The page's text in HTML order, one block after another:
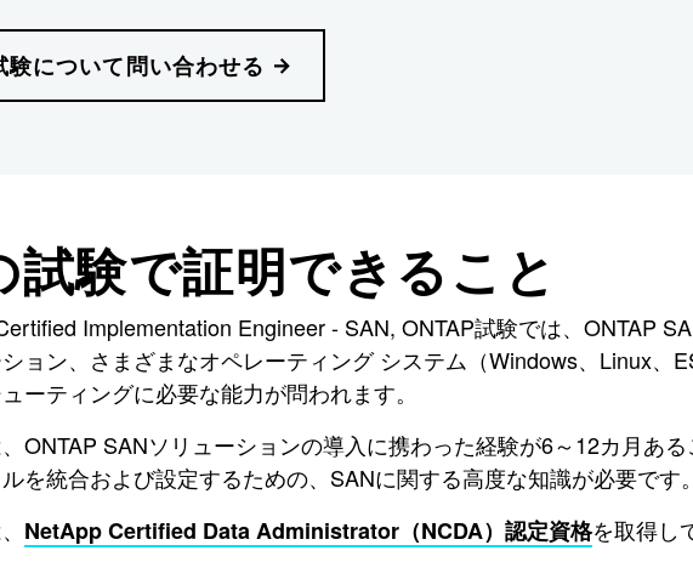
験について問い合わせる
試験で証明できること
Implementation Engineer - SAN, ONTAP試験では、ONTAP
ョン、さまざまなオペレーティング システム（Windows、Linux、
ーティングに必要な能力が問われます。
ONTAP SANソリューションの導入に携わった経験が6～12カ月あ
を統合および設定するための、SANに関する高度な知識が必要です。
NetApp Certified Data Administrator（NCDA）認定資格を取得し